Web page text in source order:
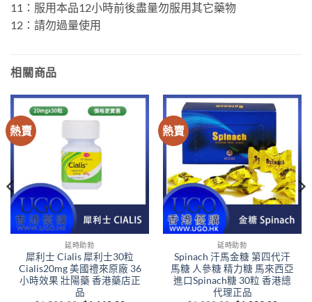
11：服用本品12小時前後盡量勿服用其它藥物
12：請勿過量使用
相關商品
熱賣
延時助勃
犀利士 Cialis 犀利士30粒
Cialis20mg 美國禮來原廠 36
小時效果 壯陽藥 香港藥店正
品
熱賣
延時助勃
Spinach 汗馬金糖 第四代汗
馬糖 人參糖 精力糖 馬來西亞
進口Spinach糖 30粒 香港總
代理正品